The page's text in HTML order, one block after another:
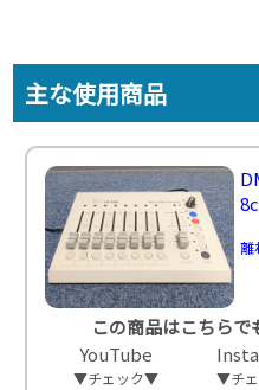
主な使用商品
離
この商品はこちらで
YouTube
▼チェック▼ ▼チ